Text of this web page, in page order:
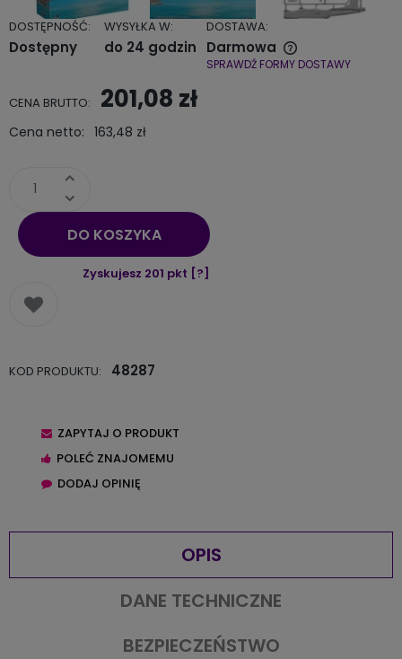
DOSTĘPNOŚĆ:
Dostępny
WYSYŁKA W:
do 24 godzin
DOSTAWA:
Darmowa
Cena nie zawiera ewentualnych kosztów płatności
SPRAWDŹ FORMY DOSTAWY
CENA BRUTTO: 201,08 zł
Cena netto: 163,48 zł
DO KOSZYKA
Zyskujesz 201 pkt [?]
KOD PRODUKTU: 48287
ZAPYTAJ O PRODUKT
POLEĆ ZNAJOMEMU
DODAJ OPINIĘ
OPIS
DANE TECHNICZNE
BEZPIECZEŃSTWO